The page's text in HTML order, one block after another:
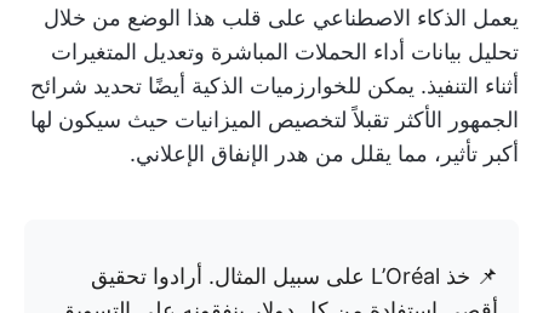
يعمل الذكاء الاصطناعي على قلب هذا الوضع من خلال
تحليل بيانات أداء الحملات المباشرة وتعديل المتغيرات
أثناء التنفيذ. يمكن للخوارزميات الذكية أيضًا تحديد شرائح
الجمهور الأكثر تقبلاً لتخصيص الميزانيات حيث سيكون لها
أكبر تأثير، مما يقلل من هدر الإنفاق الإعلاني.
📌 خذ L’Oréal على سبيل المثال. أرادوا تحقيق